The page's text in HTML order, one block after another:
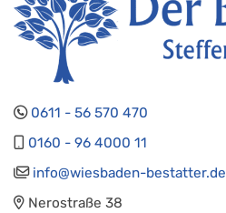
0611 - 56 570 470
0160 - 96 4000 11
info@wiesbaden-bestatter.de
Nerostraße 38